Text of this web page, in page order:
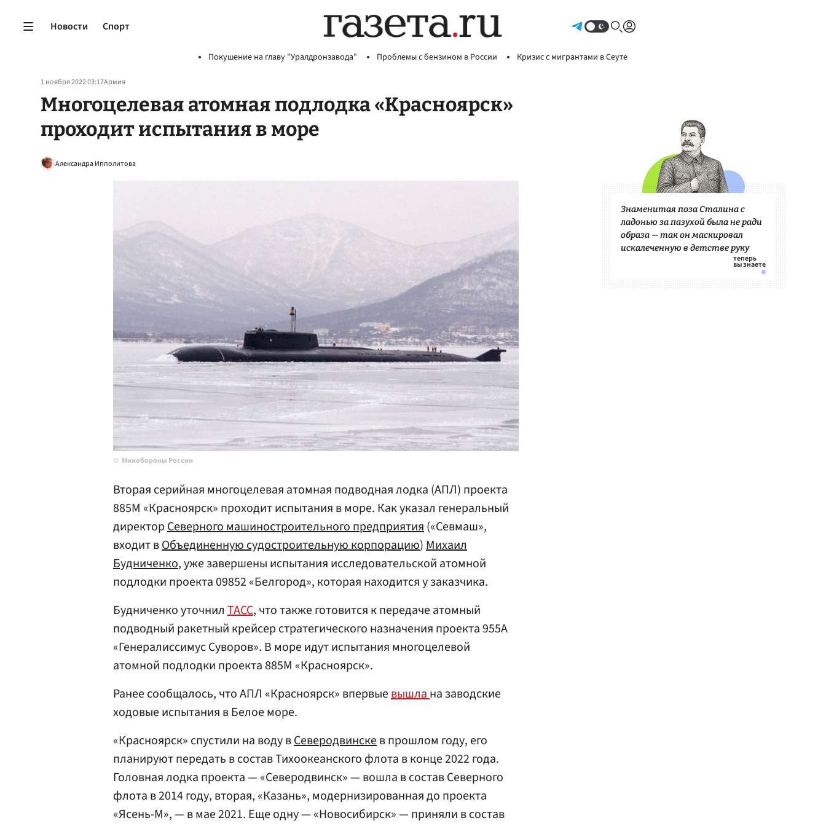
Новости Спорт
Покушение на главу "Уралдронзавода" Проблемы с бензином в России Кризис с мигрантами в Сеуте
1 ноября 2022 03:17Армия
Многоцелевая атомная подлодка «Красноярск»
проходит испытания в море
Александра Ипполитова
Минобороны России
Вторая серийная многоцелевая атомная подводная лодка (АПЛ) проекта
885М «Красноярск» проходит испытания в море. Как указал генеральный
директорСеверного машиностроительного предприятия(«Севмаш»,
входит вОбъединенную судостроительную корпорацию)Михаил
Будниченко, уже завершены испытания исследовательской атомной
подлодки проекта 09852 «Белгород», которая находится у заказчика.
Будниченко уточнил ТАСС, что также готовится к передаче атомный
подводный ракетный крейсер стратегического назначения проекта 955А
«Генералиссимус Суворов». В море идут испытания многоцелевой
атомной подлодки проекта 885М «Красноярск».
Ранее сообщалось, что АПЛ «Красноярск» впервыевышлана заводские
ходовые испытания в Белое море.
«Красноярск» спустили на воду вСеверодвинскев прошлом году, его
планируют передать в состав Тихоокеанского флота в конце 2022 года.
Головная лодка проекта — «Северодвинск» — вошла в состав Северного
флота в 2014 году, вторая, «Казань», модернизированная до проекта
«Ясень-М», — в мае 2021. Еще одну — «Новосибирск» — приняли в состав
Знаменитая поза Сталина с
ладонью за пазухой была не ради
образа — так он маскировал
искалеченную в детстве руку